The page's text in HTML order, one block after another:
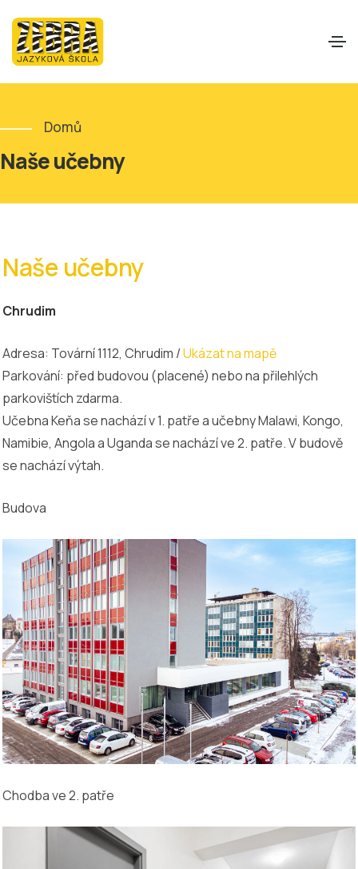
Domů
Naše učebny
Naše učebny
Chrudim
Adresa: Tovární 1112, Chrudim /Ukázat na mapě
Parkování: před budovou (placené) nebo na přilehlých
parkovištích zdarma.
Učebna Keňa se nachází v 1. patře a učebny Malawi, Kongo,
Namibie, Angola a Uganda se nachází ve 2. patře. V budově
se nachází výtah.
Budova
Chodba ve 2. patře